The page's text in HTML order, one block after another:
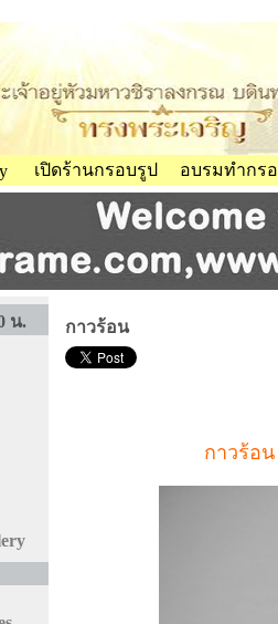
เปิดร้านกรอบรูป อบรมทำกร
น. กาวร้อน
กาวร้อ